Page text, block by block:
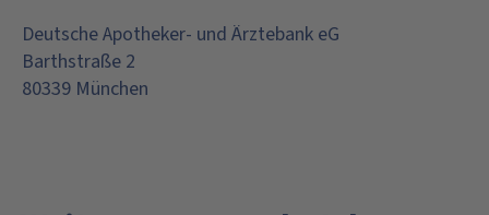
Deutsche Apotheker- und Ärztebank eG
Barthstraße 2
80339 München